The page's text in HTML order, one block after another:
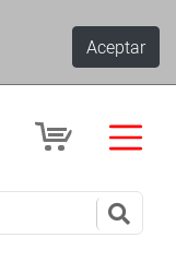
Aceptar